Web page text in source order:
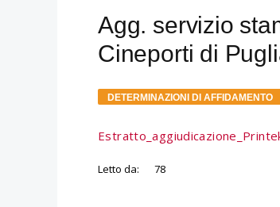
Agg. servizio
Cineporti di
DETERMINAZIONI DI AFFIDAMENTO
Letto da: 78